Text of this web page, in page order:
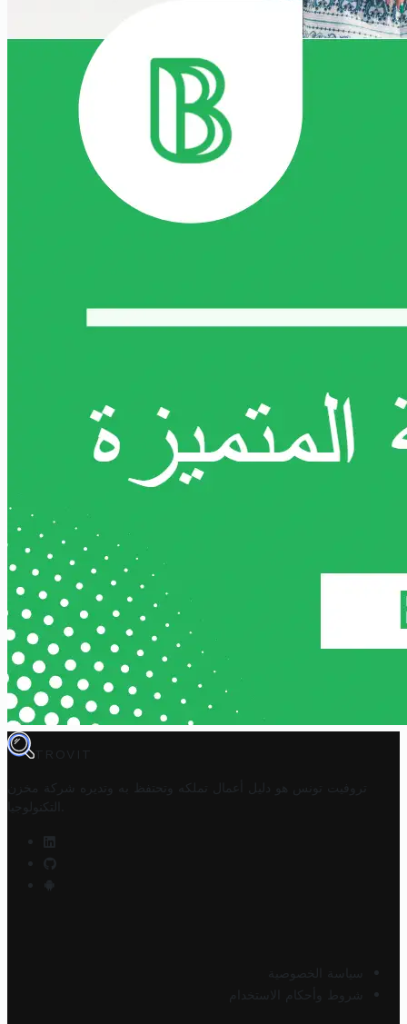
TROVIT
تروفيت تونس هو دليل أعمال تملكه وتحتفظ به وتديره
شركة مخزن
التكنولوجيا
سياسة الخصوصية
شروط وأحكام الاستخدام